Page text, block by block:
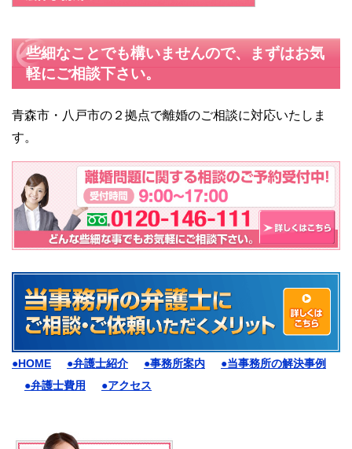
些細なことでも構いませんので、まずはお気
軽にご相談下さい。
青森市・八戸市の２拠点で離婚のご相談に対応いたしま
す。
●HOME ●弁護士紹介 ●事務所案内
●当事務所の解決事例
●弁護士費用
●アクセス